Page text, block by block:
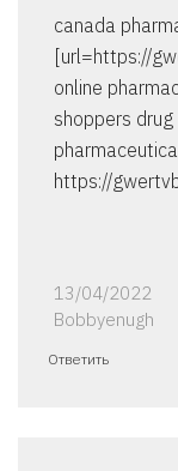
canada
[url=https://
online
shoppers
https://
13/04/2022
Bobbyenugh
Ответить